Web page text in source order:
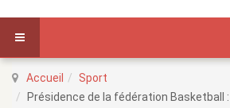
Accueil
Sport
Présidence de la fédération Basketball